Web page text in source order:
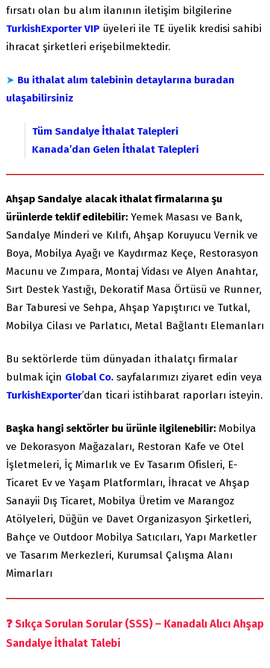
fırsatı olan bu alım ilanının iletişim bilgilerine
TurkishExporter VIP üyeleri ile TE üyelik kredisi sahibi
ihracat şirketleri erişebilmektedir.
➤ Bu ithalat alım talebinin detaylarına buradan
ulaşabilirsiniz
Tüm Sandalye İthalat Talepleri
Kanada’dan Gelen İthalat Talepleri
Ahşap Sandalye alacak ithalat firmalarına şu
ürünlerde teklif edilebilir: Yemek Masası ve Bank,
Sandalye Minderi ve Kılıfı, Ahşap Koruyucu Vernik ve
Boya, Mobilya Ayağı ve Kaydırmaz Keçe, Restorasyon
Macunu ve Zımpara, Montaj Vidası ve Alyen Anahtar,
Sırt Destek Yastığı, Dekoratif Masa Örtüsü ve Runner,
Bar Taburesi ve Sehpa, Ahşap Yapıştırıcı ve Tutkal,
Mobilya Cilası ve Parlatıcı, Metal Bağlantı Elemanları
Bu sektörlerde tüm dünyadan ithalatçı firmalar
bulmak için Global Co. sayfalarımızı ziyaret edin veya
TurkishExporter’dan ticari istihbarat raporları isteyin.
Başka hangi sektörler bu ürünle ilgilenebilir: Mobilya
ve Dekorasyon Mağazaları, Restoran Kafe ve Otel
İşletmeleri, İç Mimarlık ve Ev Tasarım Ofisleri, E-
Ticaret Ev ve Yaşam Platformları, İhracat ve Ahşap
Sanayii Dış Ticaret, Mobilya Üretim ve Marangoz
Atölyeleri, Düğün ve Davet Organizasyon Şirketleri,
Bahçe ve Outdoor Mobilya Satıcıları, Yapı Marketler
ve Tasarım Merkezleri, Kurumsal Çalışma Alanı
Mimarları
❓Sıkça Sorulan Sorular (SSS) – Kanadalı Alıcı Ahşap
Sandalye İthalat Talebi